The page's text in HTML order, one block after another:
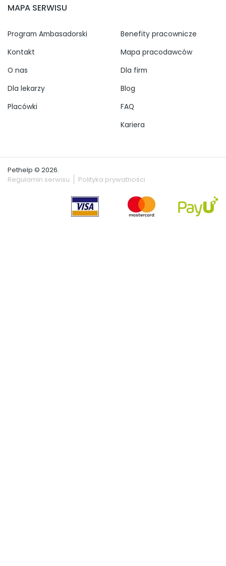
MAPA SERWISU
Program Ambasadorski
Kontakt
O nas
Dla lekarzy
Placówki
Benefity pracownicze
Mapa pracodawców
Dla firm
Blog
FAQ
Kariera
Pethelp © 2026.
Regulamin serwisu
Polityka prywatności